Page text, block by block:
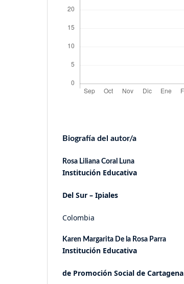
Biografía del autor/a
Rosa Liliana Coral Luna
Institución Educativa
Del Sur – Ipiales
Colombia
Karen Margarita De la Rosa Parra
Institución Educativa
de Promoción Social de Cartagena